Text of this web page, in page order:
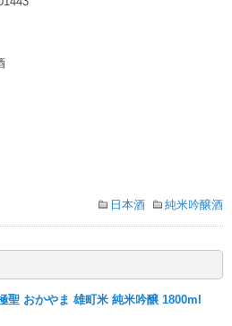
日本酒 純米吟醸酒
聖 おかやま 雄町米 純米吟醸 1800ml